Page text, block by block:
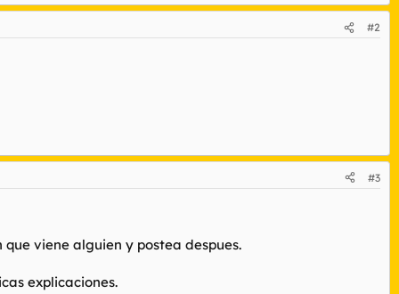
#2
#3
viene alguien y postea despues.
explicaciones.